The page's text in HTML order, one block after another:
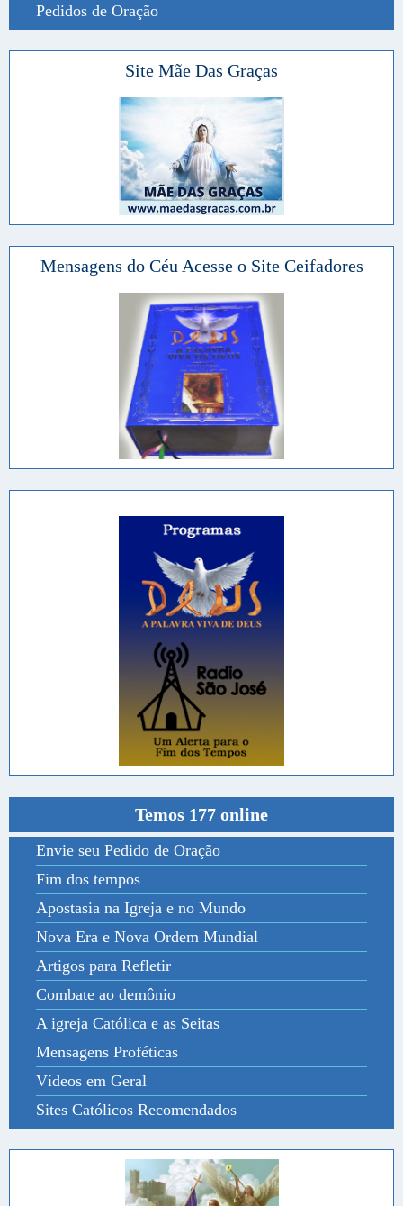
Pedidos de Oração
Site Mãe Das Graças
Mensagens do Céu Acesse o Site Ceifadores
Temos 177 online
Envie seu Pedido de Oração
Fim dos tempos
Apostasia na Igreja e no Mundo
Nova Era e Nova Ordem Mundial
Artigos para Refletir
Combate ao demônio
A igreja Católica e as Seitas
Mensagens Proféticas
Vídeos em Geral
Sites Católicos Recomendados